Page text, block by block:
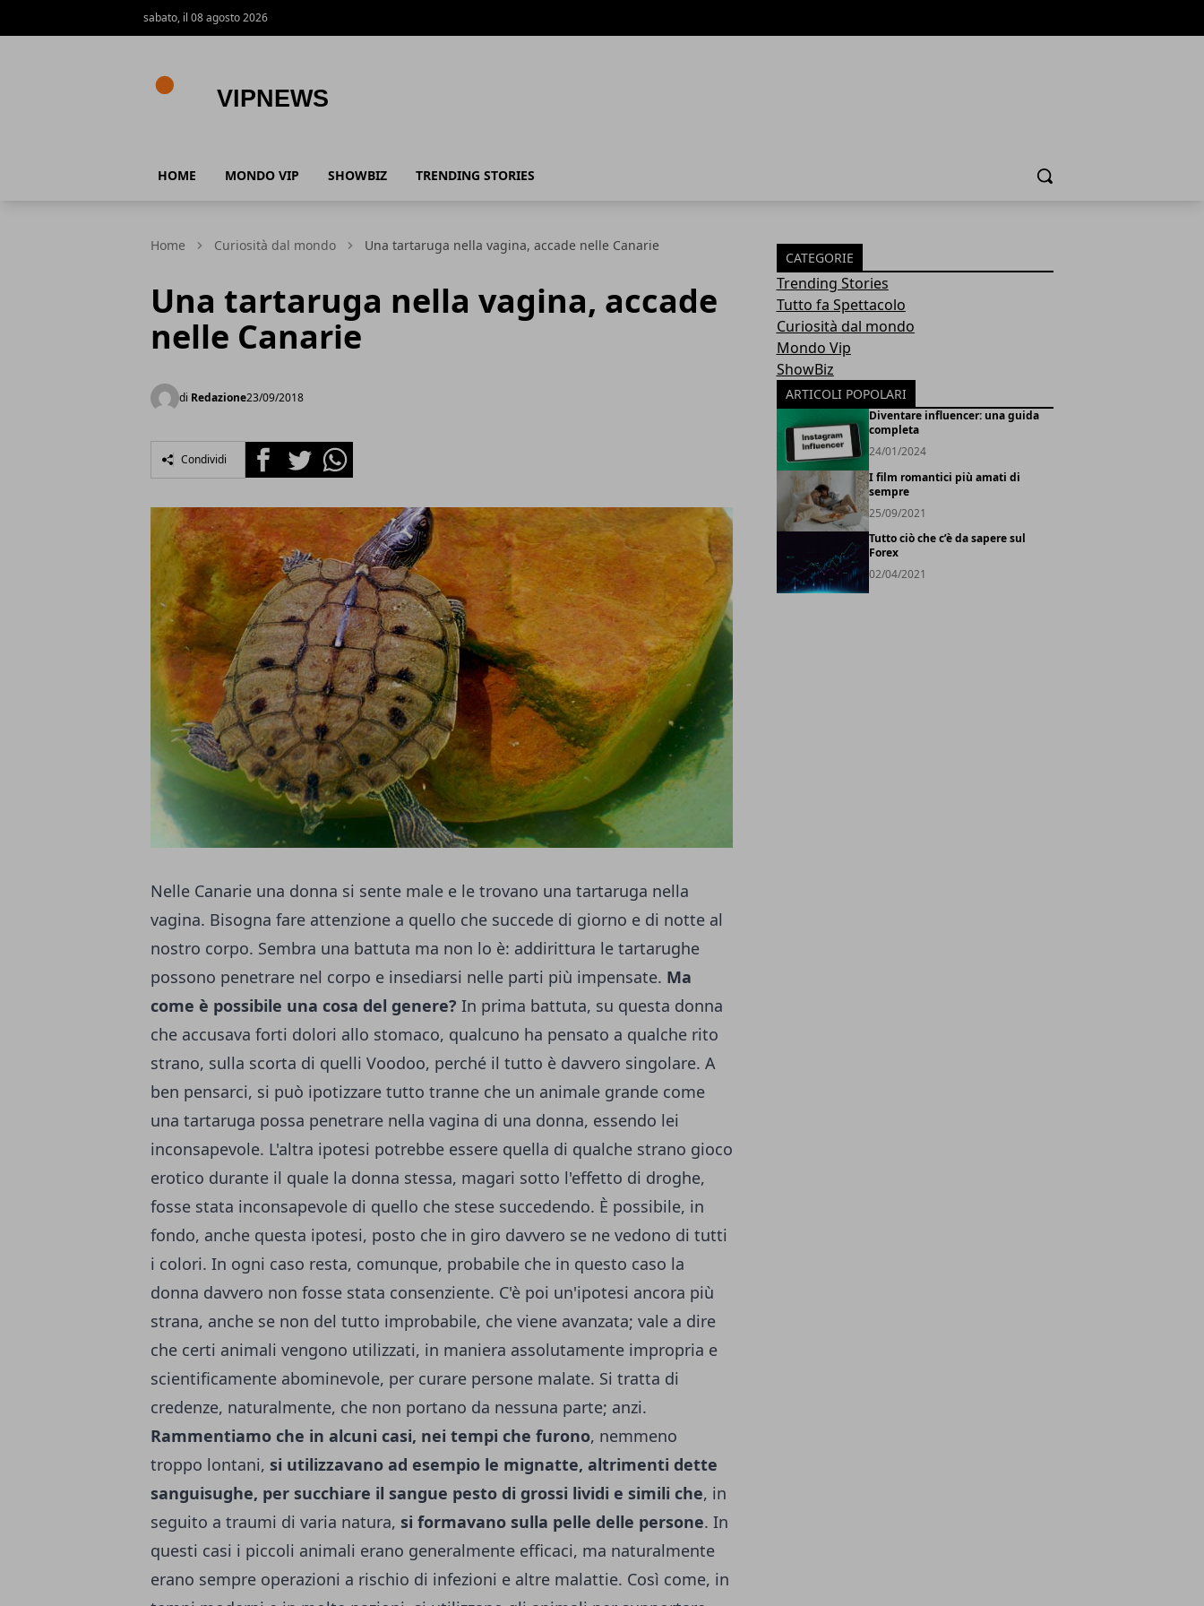
sabato, il 08 agosto 2026
HOME MONDO VIP SHOWBIZ TRENDING STORIES Cerca
Home Curiosità dal mondo Una tartaruga nella vagina, accade nelle Canarie
Una tartaruga nella vagina, accade
nelle Canarie
di Redazione23/09/2018
Condividi FacebookTwitterWhatsapp
Nelle Canarie una donna si sente male e le trovano una tartaruga nella
vagina. Bisogna fare attenzione a quello che succede di giorno e di notte al
nostro corpo. Sembra una battuta ma non lo è: addirittura le tartarughe
possono penetrare nel corpo e insediarsi nelle parti più impensate. Ma
come è possibile una cosa del genere? In prima battuta, su questa donna
che accusava forti dolori allo stomaco, qualcuno ha pensato a qualche rito
strano, sulla scorta di quelli Voodoo, perché il tutto è davvero singolare. A
ben pensarci, si può ipotizzare tutto tranne che un animale grande come
una tartaruga possa penetrare nella vagina di una donna, essendo lei
inconsapevole. L'altra ipotesi potrebbe essere quella di qualche strano gioco
erotico durante il quale la donna stessa, magari sotto l'effetto di droghe,
fosse stata inconsapevole di quello che stese succedendo. È possibile, in
fondo, anche questa ipotesi, posto che in giro davvero se ne vedono di tutti
i colori. In ogni caso resta, comunque, probabile che in questo caso la
donna davvero non fosse stata consenziente. C'è poi un'ipotesi ancora più
strana, anche se non del tutto improbabile, che viene avanzata; vale a dire
che certi animali vengono utilizzati, in maniera assolutamente impropria e
scientificamente abominevole, per curare persone malate. Si tratta di
credenze, naturalmente, che non portano da nessuna parte; anzi.
Rammentiamo che in alcuni casi, nei tempi che furono, nemmeno
troppo lontani, si utilizzavano ad esempio le mignatte, altrimenti dette
sanguisughe, per succhiare il sangue pesto di grossi lividi e simili che, in
seguito a traumi di varia natura, si formavano sulla pelle delle persone. In
questi casi i piccoli animali erano generalmente efficaci, ma naturalmente
erano sempre operazioni a rischio di infezioni e altre malattie. Così come, in
CATEGORIE
Trending Stories
Tutto fa Spettacolo
Curiosità dal mondo
Mondo Vip
ShowBiz
ARTICOLI POPOLARI
Diventare influencer: una guida
completa
24/01/2024
I film romantici più amati di
sempre
25/09/2021
Tutto ciò che c’è da sapere sul
Forex
02/04/2021